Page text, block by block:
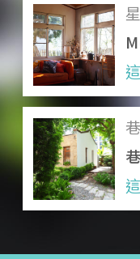
加入我們
服務條款
Like us on
Follow us on